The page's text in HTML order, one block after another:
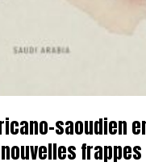
saoudien
frappes